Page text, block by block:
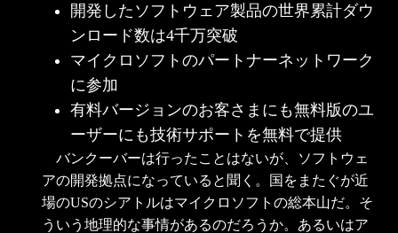
開発したソフトウェア製品の世界累計ダウ
ンロード数は4千万突破
マイクロソフトのパートナーネットワーク
に参加
有料バージョンのお客さまにも無料版のユ
ーザーにも技術サポートを無料で提供
バンクーバーは行ったことはないが、ソフトウェ
アの開発拠点になっていると聞く。国をまたぐが近
場のUSのシアトルはマイクロソフトの総本山だ。そ
ういう地理的な事情があるのだろうか。あるいはア